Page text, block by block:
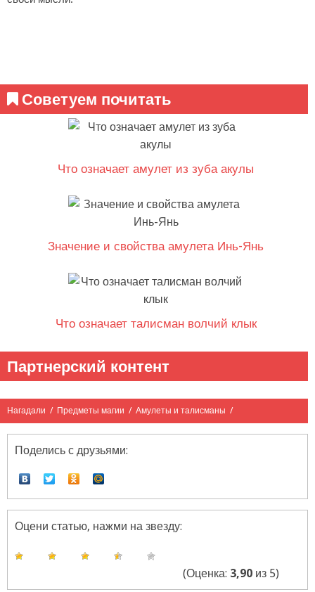
Советуем почитать
Что означает амулет из зуба акулы
Значение и свойства амулета Инь-Янь
Что означает талисман волчий клык
Партнерский контент
Нагадали / Предметы магии / Амулеты и талисманы /
Поделись с друзьями:
Оцени статью, нажми на звезду:
(Оценка: 3,90 из 5)